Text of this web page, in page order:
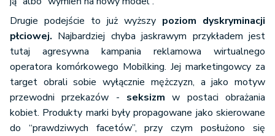
Drugie podejście to już wyższy poziom dyskryminacji
płciowej. Najbardziej chyba jaskrawym przykładem jest
tutaj agresywna kampania reklamowa wirtualnego
operatora komórkowego Mobilking. Jej marketingowcy za
target obrali sobie wyłącznie mężczyzn, a jako motyw
przewodni przekazów - seksizm w postaci obrażania
kobiet. Produkty marki były propagowane jako skierowane
do “prawdziwych facetów”, przy czym posłużono się